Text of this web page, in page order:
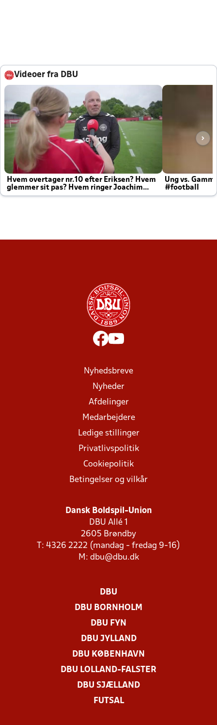
Videoer fra DBU
Hvem overtager nr.10 efter Eriksen? Hvem
glemmer sit pas? Hvem ringer Joachim
altid til efter kampe?
Ung vs.
#football
Nyhedsbreve
Nyheder
Afdelinger
Medarbejdere
Ledige stillinger
Privatlivspolitik
Cookiepolitik
Betingelser og vilkår
Dansk Boldspil-Union
DBU Allé 1
2605 Brøndby
T: 4326 2222 (mandag - fredag 9-16)
M: dbu@dbu.dk
DBU
DBU BORNHOLM
DBU FYN
DBU JYLLAND
DBU KØBENHAVN
DBU LOLLAND-FALSTER
DBU SJÆLLAND
FUTSAL